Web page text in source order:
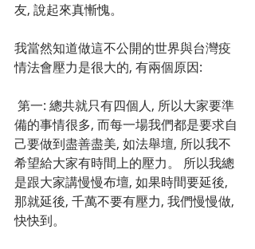
友, 說起來真慚愧。
我當然知道做這不公開的世界與台灣疫
情法會壓力是很大的, 有兩個原因:
備的事情很多, 而每一場我們都是要求自
己要做到盡善盡美, 如法舉壇, 所以我不
希望給大家有時間上的壓力。 所以我總
是跟大家講慢慢布壇, 如果時間要延後,
那就延後, 千萬不要有壓力, 我們慢慢做,
快快到。